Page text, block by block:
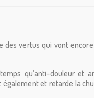
vertus qui vont
qu’anti-douleur et
et retarde la